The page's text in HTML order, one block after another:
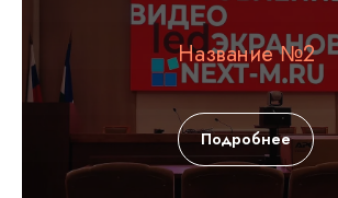
Название №2
Подробнее